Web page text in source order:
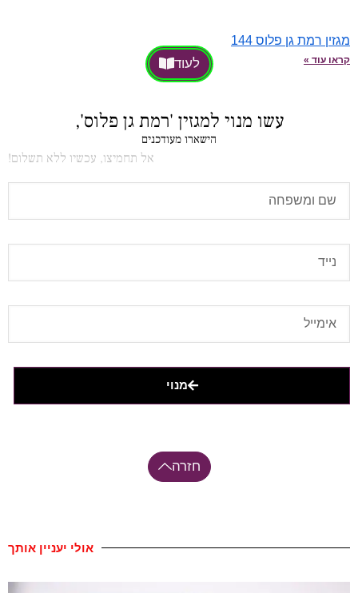
מגזין רמת גן פלוס 144
קראו עוד » לעוד
עשו מנוי למגזין 'רמת גן פלוס',
הישארו מעודכנים
אל תחמיצו, עכשיו ללא תשלום!
מנוי
חזרה
אולי יעניין אותך